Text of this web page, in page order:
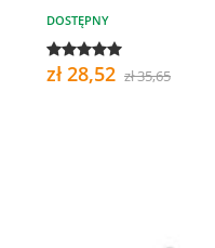
DOSTĘPNY
zł 28,52 zł 35,65